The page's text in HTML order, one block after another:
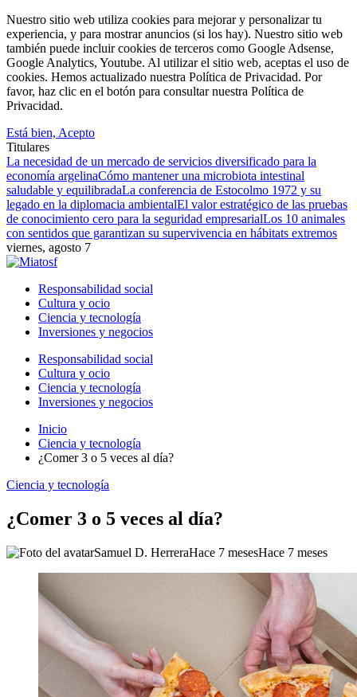
Nuestro sitio web utiliza cookies para mejorar y personalizar tu
experiencia, y para mostrar anuncios (si los hay). Nuestro sitio web
también puede incluir cookies de terceros como Google Adsense,
Google Analytics, Youtube. Al utilizar el sitio web, aceptas el uso de
cookies. Hemos actualizado nuestra Política de Privacidad. Por
favor, haz clic en el botón para consultar nuestra Política de
Privacidad.
Está bien, Acepto
Titulares
La necesidad de un mercado de servicios diversificado para la
economía argelinaCómo mantener una microbiota intestinal
saludable y equilibradaLa conferencia de Estocolmo 1972 y su
legado en la diplomacia ambientalEl valor estratégico de las pruebas
de conocimiento cero para la seguridad empresarialLos 10 animales
con sentidos que garantizan su supervivencia en hábitats extremos
viernes, agosto 7
Responsabilidad social
Cultura y ocio
Ciencia y tecnología
Inversiones y negocios
Responsabilidad social
Cultura y ocio
Ciencia y tecnología
Inversiones y negocios
Inicio
Ciencia y tecnología
¿Comer 3 o 5 veces al día?
Ciencia y tecnología
¿Comer 3 o 5 veces al día?
Samuel D. HerreraHace 7 mesesHace 7 meses